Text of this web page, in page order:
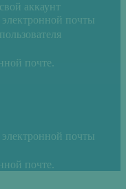
аккаунт
почты
почте.
почты
почте.